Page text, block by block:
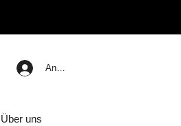
Über uns
Anmelden